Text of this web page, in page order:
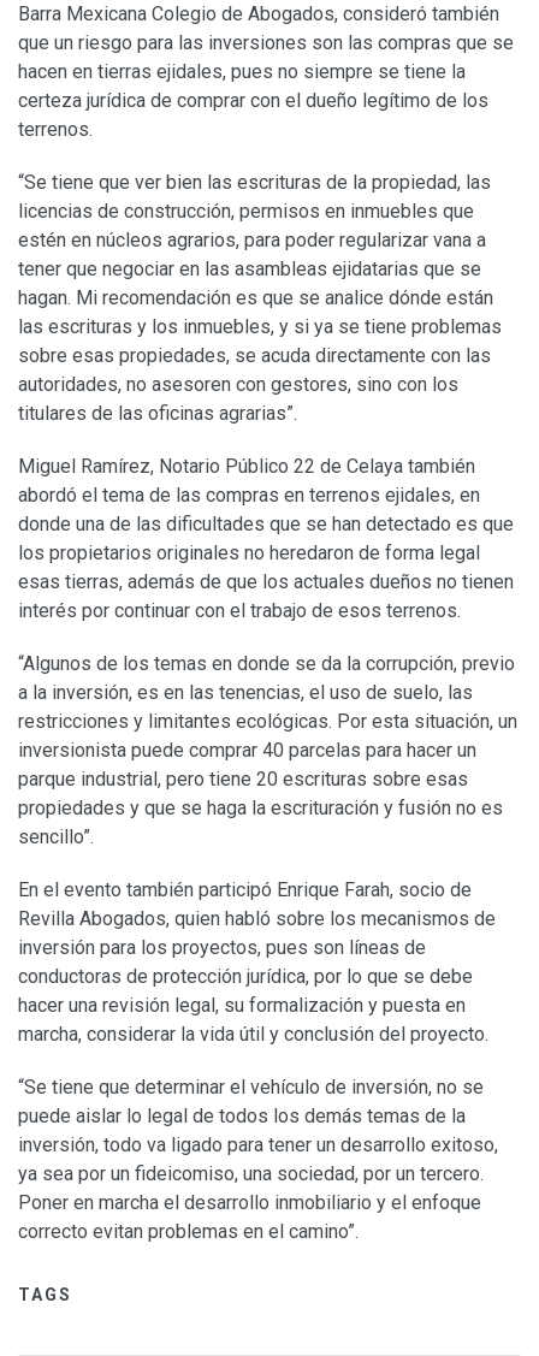
Barra Mexicana Colegio de Abogados, consideró también
que un riesgo para las inversiones son las compras que se
hacen en tierras ejidales, pues no siempre se tiene la
certeza jurídica de comprar con el dueño legítimo de los
terrenos.
“Se tiene que ver bien las escrituras de la propiedad, las
licencias de construcción, permisos en inmuebles que
estén en núcleos agrarios, para poder regularizar vana a
tener que negociar en las asambleas ejidatarias que se
hagan. Mi recomendación es que se analice dónde están
las escrituras y los inmuebles, y si ya se tiene problemas
sobre esas propiedades, se acuda directamente con las
autoridades, no asesoren con gestores, sino con los
titulares de las oficinas agrarias”.
Miguel Ramírez, Notario Público 22 de Celaya también
abordó el tema de las compras en terrenos ejidales, en
donde una de las dificultades que se han detectado es que
los propietarios originales no heredaron de forma legal
esas tierras, además de que los actuales dueños no tienen
interés por continuar con el trabajo de esos terrenos.
“Algunos de los temas en donde se da la corrupción, previo
a la inversión, es en las tenencias, el uso de suelo, las
restricciones y limitantes ecológicas. Por esta situación, un
inversionista puede comprar 40 parcelas para hacer un
parque industrial, pero tiene 20 escrituras sobre esas
propiedades y que se haga la escrituración y fusión no es
sencillo”.
En el evento también participó Enrique Farah, socio de
Revilla Abogados, quien habló sobre los mecanismos de
inversión para los proyectos, pues son líneas de
conductoras de protección jurídica, por lo que se debe
hacer una revisión legal, su formalización y puesta en
marcha, considerar la vida útil y conclusión del proyecto.
“Se tiene que determinar el vehículo de inversión, no se
puede aislar lo legal de todos los demás temas de la
inversión, todo va ligado para tener un desarrollo exitoso,
ya sea por un fideicomiso, una sociedad, por un tercero.
Poner en marcha el desarrollo inmobiliario y el enfoque
correcto evitan problemas en el camino”.
TAGS